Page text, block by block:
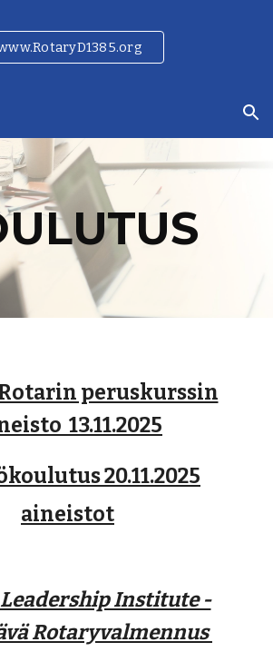
Skip to navigation
peruskurssin
13.11.2025
20.11.2025
aineistot
Institute -
Rotaryvalmennus